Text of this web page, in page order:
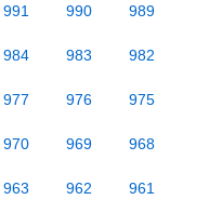
991 990 989
984 983 982
977 976 975
970 969 968
963 962 961